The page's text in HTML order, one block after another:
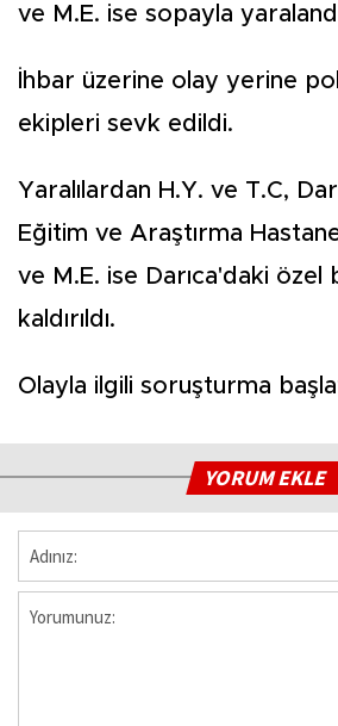
ve M.E. ise sopayla
İhbar üzerine olay yerine
ekipleri sevk edildi.
Yaralılardan H.Y. ve T.C,
Eğitim ve Araştırma
ve M.E. ise Darıca'daki özel
kaldırıldı.
Olayla ilgili soruşturma
YORUM EKLE